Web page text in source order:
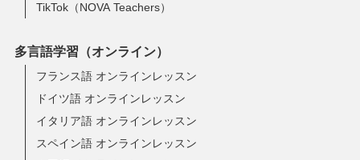
TikTok（NOVA Teachers）
多言語学習（オンライン）
フランス語 オンラインレッスン
ドイツ語 オンラインレッスン
イタリア語 オンラインレッスン
スペイン語 オンラインレッスン